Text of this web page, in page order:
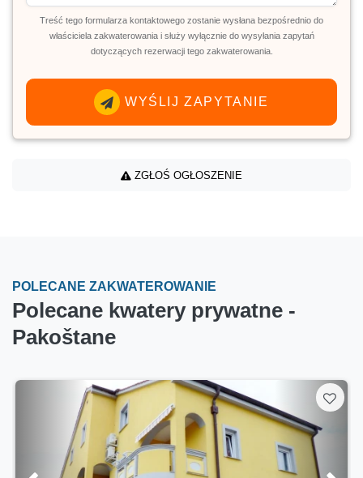
Treść tego formularza kontaktowego zostanie wysłana bezpośrednio do
właściciela zakwaterowania i służy wyłącznie do wysyłania zapytań
dotyczących rezerwacji tego zakwaterowania.
WYŚLIJ ZAPYTANIE
ZGŁOŚ OGŁOSZENIE
POLECANE ZAKWATEROWANIE
Polecane kwatery prywatne -
Pakoštane